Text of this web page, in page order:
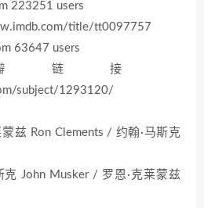
223251 users
title/tt0097757
63647 users
链接
subject/1293120/
Ron Clements / 约翰·马斯克
Musker / 罗恩·克莱蒙兹